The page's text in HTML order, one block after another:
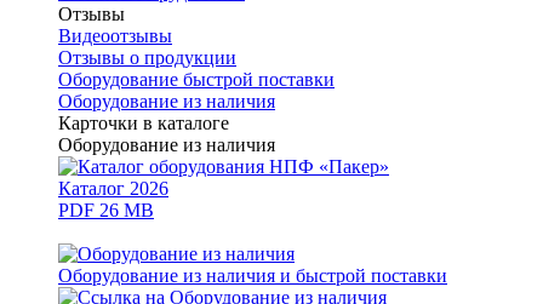
Отзывы
Видеоотзывы
Отзывы о продукции
Оборудование быстрой поставки
Оборудование из наличия
Карточки в каталоге
Оборудование из наличия
Каталог 2026
PDF 26 MB
Оборудование из наличия и быстрой поставки